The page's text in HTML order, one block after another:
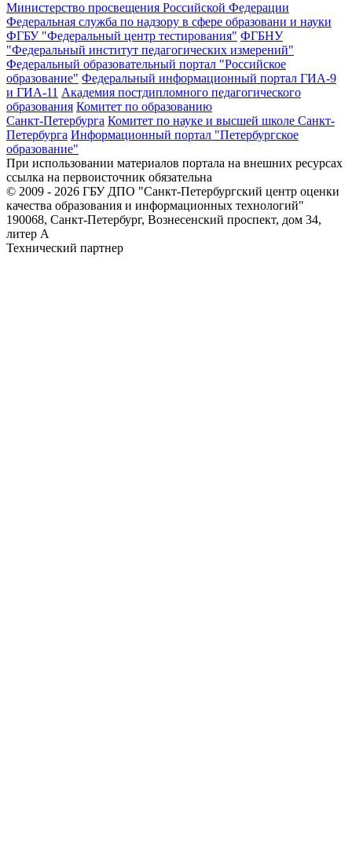
Министерство просвещения Российской Федерации
Федеральная служба по надзору в сфере образовани и науки
ФГБУ "Федеральный центр тестирования" ФГБНУ
"Федеральный институт педагогических измерений"
Федеральный образовательный портал "Российское
образование" Федеральный информационный портал ГИА-9
и ГИА-11 Академия постдипломного педагогического
образования Комитет по образованию
Санкт-Петербурга Комитет по науке и высшей школе Санкт-
Петербурга Информационный портал "Петербургское
образование"
При использовании материалов портала на внешних ресурсах
ссылка на первоисточник обязательна
© 2009 - 2026 ГБУ ДПО "Санкт-Петербургский центр оценки
качества образования и информационных технологий"
190068, Санкт-Петербург, Вознесенский проспект, дом 34,
литер А
Технический партнер